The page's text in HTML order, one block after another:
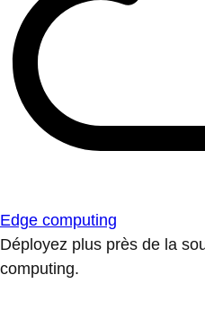
Edge computing
Déployez plus près de la
computing.